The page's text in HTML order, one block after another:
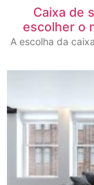
Caixa de
escolher o
A escolha da